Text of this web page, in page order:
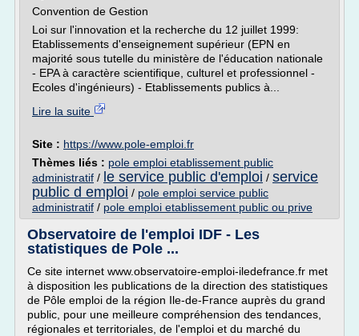
Convention de Gestion
Loi sur l'innovation et la recherche du 12 juillet 1999:
Etablissements d'enseignement supérieur (EPN en
majorité sous tutelle du ministère de l'éducation nationale
- EPA à caractère scientifique, culturel et professionnel -
Ecoles d'ingénieurs) - Etablissements publics à...
Lire la suite
Site : https://www.pole-emploi.fr
Thèmes liés : pole emploi etablissement public
administratif / le service public d'emploi / service
public d emploi / pole emploi service public
administratif / pole emploi etablissement public ou prive
Observatoire de l'emploi IDF - Les
statistiques de Pole ...
Ce site internet www.observatoire-emploi-iledefrance.fr met
à disposition les publications de la direction des statistiques
de Pôle emploi de la région Ile-de-France auprès du grand
public, pour une meilleure compréhension des tendances,
régionales et territoriales, de l'emploi et du marché du